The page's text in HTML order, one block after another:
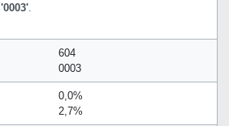
'0003'.
604
0003
0,0%
2,7%